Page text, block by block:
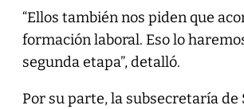
“Ellos también nos piden que
formación laboral. Eso lo
segunda etapa”, detalló.
Por su parte, la subsecretaría de